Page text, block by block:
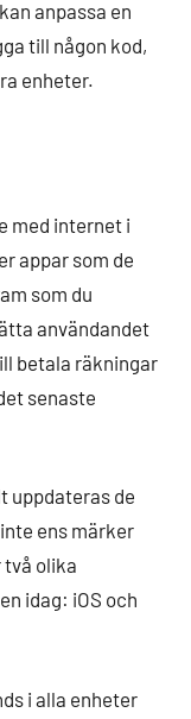
anpassa en
till någon kod,
enheter.
med internet i
appar som de
som du
användandet
betala räkningar
senaste
uppdateras de
ens märker
två olika
idag: iOS och
i alla enheter